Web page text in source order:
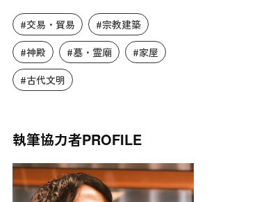
#交易・貿易
#宗教建築
#神殿
#墓・霊廟
#家屋
#古代文明
執筆協力者PROFILE